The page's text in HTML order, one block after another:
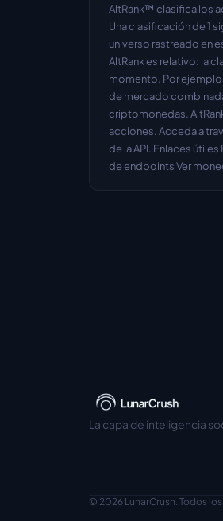
AltRank™ clasifica los
Una clasificación de 1
universo rastreado en
AltRank es relativo: la
momento. Por
de mercado
criptomonedas.
acciones. Acceda a
de la API. Enlaces
de endpoints Ver
La capa de inteligencia
© 2026 LunarCrush. Todos